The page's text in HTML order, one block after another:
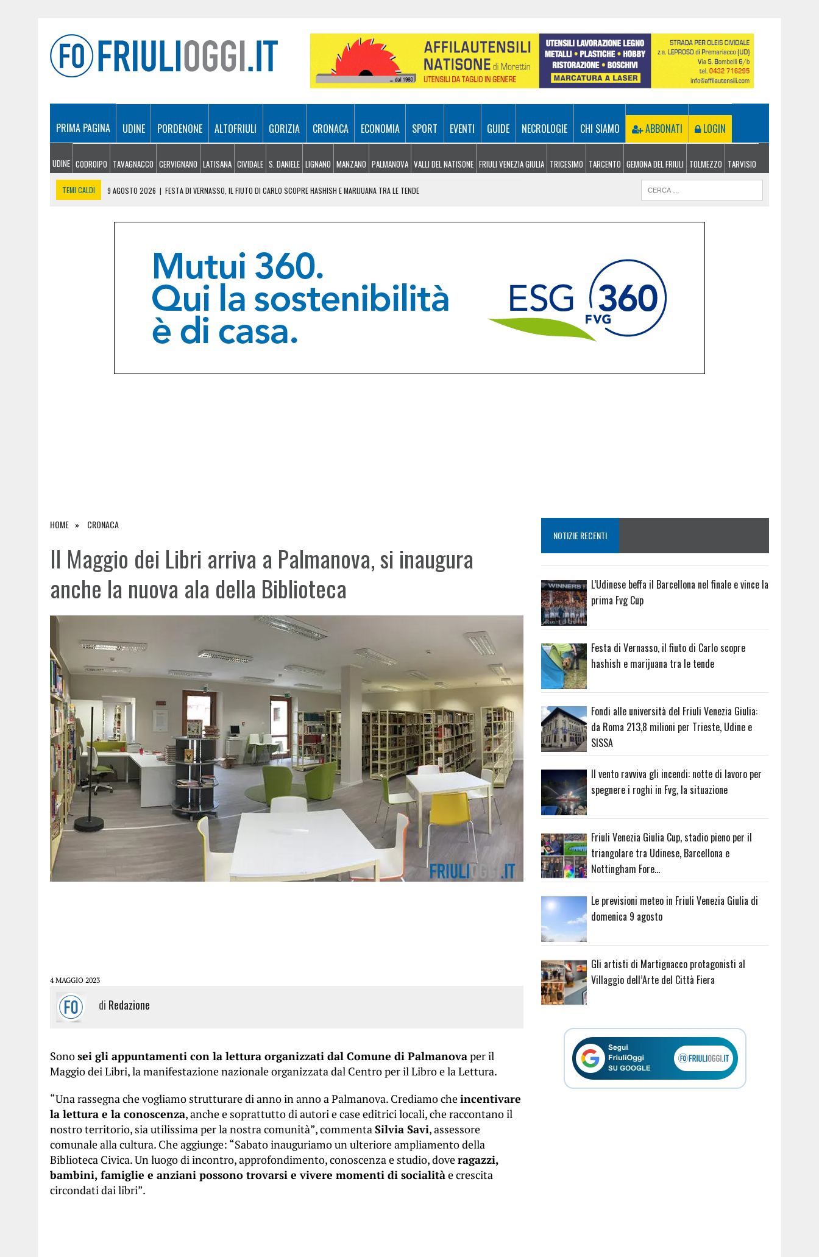
PRIMA PAGINA UDINE PORDENONE ALTOFRIULI GORIZIA CRONACA ECONOMIA SPORT EVENTI GUIDE NECROLOGIE CHI SIAMO ABBONATI LOGIN
UDINE CODROIPO TAVAGNACCO CERVIGNANO LATISANA CIVIDALE S. DANIELE LIGNANO MANZANO PALMANOVA VALLI DEL NATISONE FRIULI VENEZIA GIULIA TRICESIMO TARCENTO GEMONA DEL FRIULI TOLMEZZO TARVISIO
TEMI CALDI 9 AGOSTO 2026 | FESTA DI VERNASSO, IL FIUTO DI CARLO SCOPRE HASHISH E MARIJUANA TRA LE TENDE
FRIULI VENEZIA GIULIA CUP, STADIO PIENO PER IL TRIANGOLARE TRA UDINESE, BARCELLONA E NOTTINGHAM FOREST
L’UDINESE BEFFA IL BARCELLONA NEL FINALE E VINCE LA PRIMA FVG CUP
HOME CRONACA
Il Maggio dei Libri arriva a Palmanova, si inaugura
anche la nuova ala della Biblioteca
4 MAGGIO 2023
di Redazione
Sonosei gli appuntamenti con la lettura organizzati dal Comune di Palmanovaper il
Maggio dei Libri, la manifestazione nazionale organizzata dal Centro per il Libro e la Lettura.
“Una rassegna che vogliamo strutturare di anno in anno a Palmanova. Crediamo cheincentivare
la lettura e la conoscenza, anche e soprattutto di autori e case editrici locali, che raccontano il
nostro territorio, sia utilissima per la nostra comunità”, commentaSilvia Savi, assessore
comunale alla cultura. Che aggiunge: “Sabato inauguriamo un ulteriore ampliamento della
Biblioteca Civica. Un luogo di incontro, approfondimento, conoscenza e studio, doveragazzi,
bambini, famiglie e anziani possono trovarsi e vivere momenti di socialitàe crescita
circondati dai libri”.
NOTIZIE RECENTI
L’Udinese beffa il Barcellona nel finale e vince la
prima Fvg Cup
Festa di Vernasso, il fiuto di Carlo scopre
hashish e marijuana tra le tende
Fondi alle università del Friuli Venezia Giulia:
da Roma 213,8 milioni per Trieste, Udine e
SISSA
Il vento ravviva gli incendi: notte di lavoro per
spegnere i roghi in Fvg, la situazione
Friuli Venezia Giulia Cup, stadio pieno per il
triangolare tra Udinese, Barcellona e
Nottingham Fore…
Le previsioni meteo in Friuli Venezia Giulia di
domenica 9 agosto
Gli artisti di Martignacco protagonisti al
Villaggio dell’Arte del Città Fiera